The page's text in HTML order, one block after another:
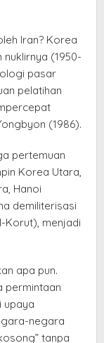
Iran? Korea
(1950-
pasar
pelatihan
(1986).
pertemuan
Korea Utara,
Hanoi
demiliterisasi
Korut), menjadi
apa pun.
permintaan
upaya
negara
tanpa